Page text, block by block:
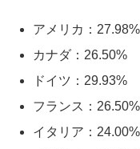
アメリカ：27.98%
カナダ：26.50%
ドイツ：29.93%
フランス：26.50%
イタリア：24.00%